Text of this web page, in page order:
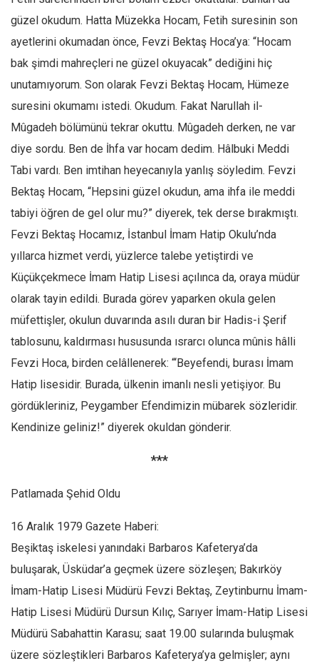
güzel okudum. Hatta Müzekka Hocam, Fetih suresinin son
ayetlerini okumadan önce, Fevzi Bektaş Hoca’ya: “Hocam
bak şimdi mahreçleri ne güzel okuyacak” dediğini hiç
unutamıyorum. Son olarak Fevzi Bektaş Hocam, Hümeze
suresini okumamı istedi. Okudum. Fakat Narullah il-
Mûgadeh bölümünü tekrar okuttu. Mûgadeh derken, ne var
diye sordu. Ben de İhfa var hocam dedim. Hâlbuki Meddi
Tabi vardı. Ben imtihan heyecanıyla yanlış söyledim. Fevzi
Bektaş Hocam, “Hepsini güzel okudun, ama ihfa ile meddi
tabiyi öğren de gel olur mu?” diyerek, tek derse bırakmıştı.
Fevzi Bektaş Hocamız, İstanbul İmam Hatip Okulu’nda
yıllarca hizmet verdi, yüzlerce talebe yetiştirdi ve
Küçükçekmece İmam Hatip Lisesi açılınca da, oraya müdür
olarak tayin edildi. Burada görev yaparken okula gelen
müfettişler, okulun duvarında asılı duran bir Hadis-i Şerif
tablosunu, kaldırması hususunda ısrarcı olunca mûnis hâlli
Fevzi Hoca, birden celâllenerek: “‘Beyefendi, burası İmam
Hatip lisesidir. Burada, ülkenin imanlı nesli yetişiyor. Bu
gördükleriniz, Peygamber Efendimizin mübarek sözleridir.
Kendinize geliniz!” diyerek okuldan gönderir.
***
Patlamada Şehid Oldu
16 Aralık 1979 Gazete Haberi:
Beşiktaş iskelesi yanındaki Barbaros Kafeterya’da
buluşarak, Üsküdar’a geçmek üzere sözleşen; Bakırköy
İmam-Hatip Lisesi Müdürü Fevzi Bektaş, Zeytinburnu İmam-
Hatip Lisesi Müdürü Dursun Kılıç, Sarıyer İmam-Hatip Lisesi
Müdürü Sabahattin Karasu; saat 19.00 sularında buluşmak
üzere sözleştikleri Barbaros Kafeterya’ya gelmişler; aynı